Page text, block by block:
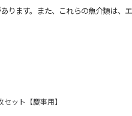
ます。また、これらの魚介類は、
ット【慶事用】